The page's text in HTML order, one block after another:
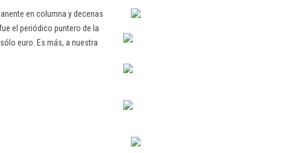
en columna y decenas
el periódico puntero de la
euro. Es más, a nuestra